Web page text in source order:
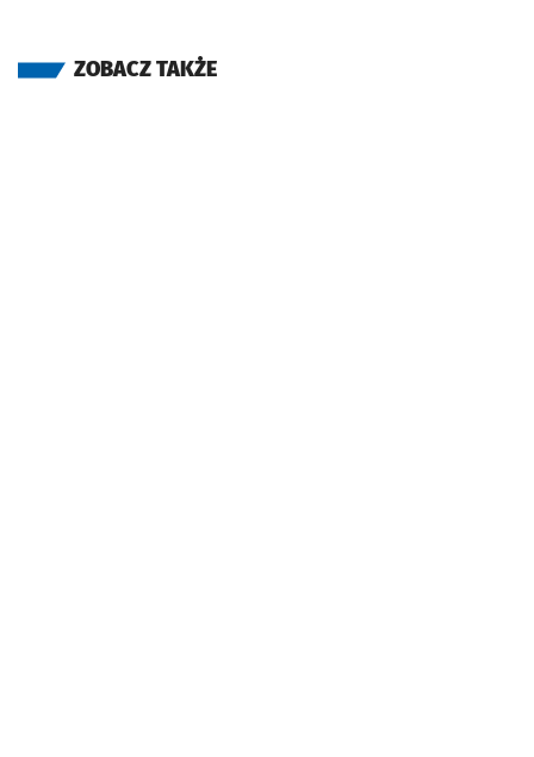
ZOBACZ TAKŻE